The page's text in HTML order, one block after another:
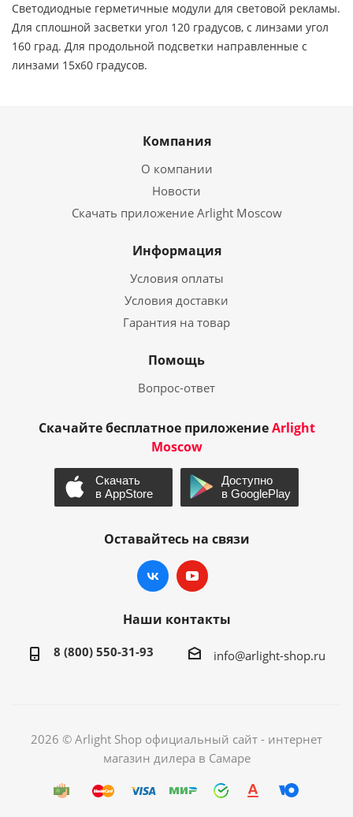
Светодиодные герметичные модули для световой рекламы.
Для сплошной засветки угол 120 градусов, с линзами угол
160 град. Для продольной подсветки направленные с
линзами 15х60 градусов.
Компания
О компании
Новости
Скачать приложение Arlight Moscow
Информация
Условия оплаты
Условия доставки
Гарантия на товар
Помощь
Вопрос-ответ
Скачайте бесплатное приложениеArlight
Moscow
Оставайтесь на связи
Наши контакты
8 (800) 550-31-93 info@arlight-shop.ru
2026 © Arlight Shop официальный сайт - интернет
магазин дилера в Самаре